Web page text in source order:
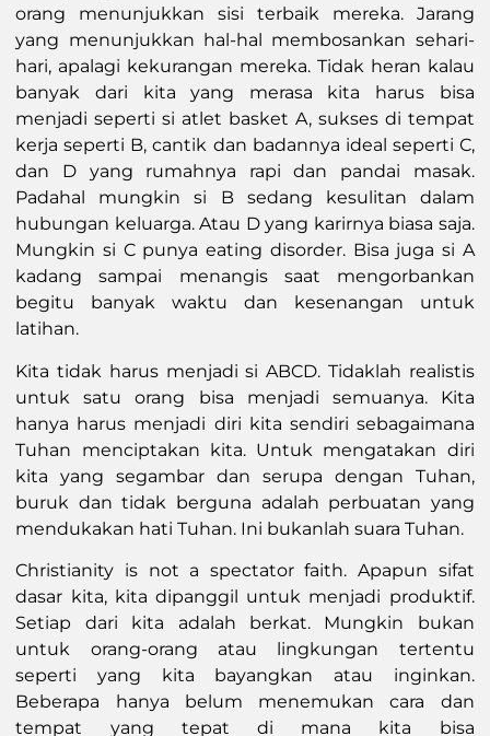
orang menunjukkan sisi terbaik mereka. Jarang
yang menunjukkan hal-hal membosankan sehari-
hari, apalagi kekurangan mereka. Tidak heran kalau
banyak dari kita yang merasa kita harus bisa
menjadi seperti si atlet basket A, sukses di tempat
kerja seperti B, cantik dan badannya ideal seperti C,
dan D yang rumahnya rapi dan pandai masak.
Padahal mungkin si B sedang kesulitan dalam
hubungan keluarga. Atau D yang karirnya biasa saja.
Mungkin si C punya eating disorder. Bisa juga si A
kadang sampai menangis saat mengorbankan
begitu banyak waktu dan kesenangan untuk
latihan.
Kita tidak harus menjadi si ABCD. Tidaklah realistis
untuk satu orang bisa menjadi semuanya. Kita
hanya harus menjadi diri kita sendiri sebagaimana
Tuhan menciptakan kita. Untuk mengatakan diri
kita yang segambar dan serupa dengan Tuhan,
buruk dan tidak berguna adalah perbuatan yang
mendukakan hati Tuhan. Ini bukanlah suara Tuhan.
Christianity is not a spectator faith. Apapun sifat
dasar kita, kita dipanggil untuk menjadi produktif.
Setiap dari kita adalah berkat. Mungkin bukan
untuk orang-orang atau lingkungan tertentu
seperti yang kita bayangkan atau inginkan.
Beberapa hanya belum menemukan cara dan
tempat yang tepat di mana kita bisa